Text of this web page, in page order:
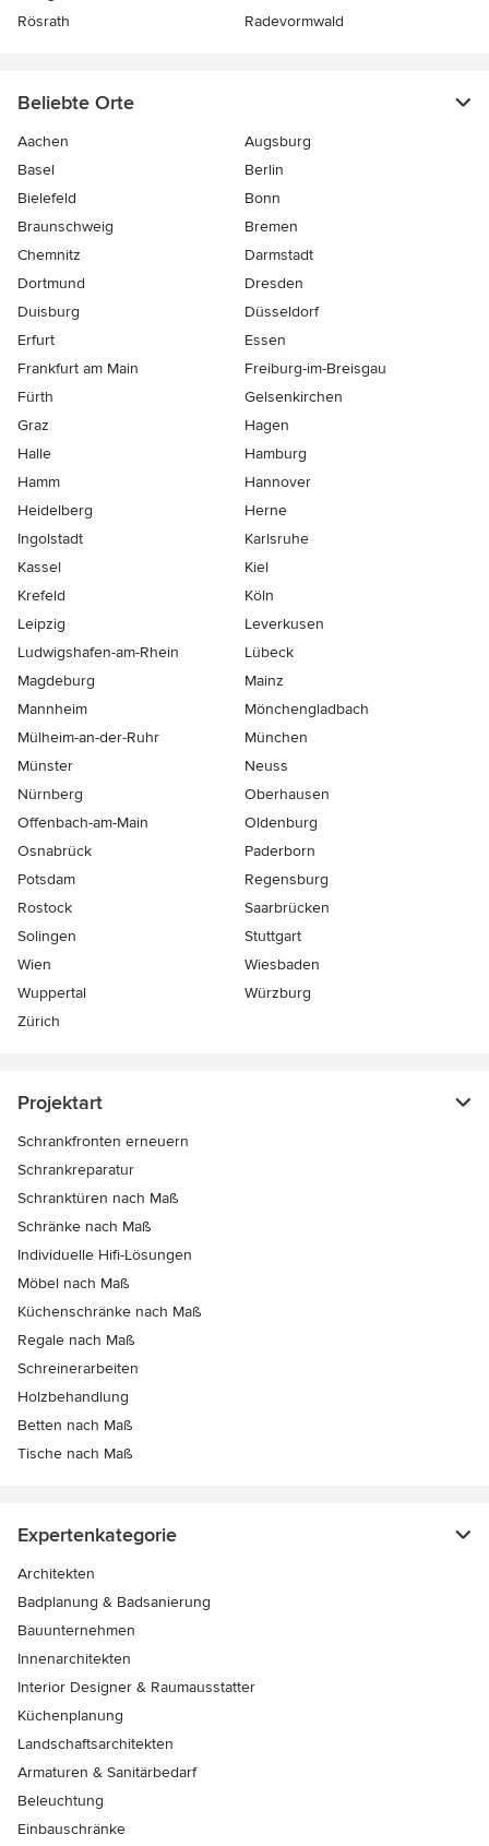
Rösrath
Radevormwald
Beliebte Orte
Aachen
Augsburg
Basel
Berlin
Bielefeld
Bonn
Braunschweig
Bremen
Chemnitz
Darmstadt
Dortmund
Dresden
Duisburg
Düsseldorf
Erfurt
Essen
Frankfurt am Main
Freiburg-im-Breisgau
Fürth
Gelsenkirchen
Graz
Hagen
Halle
Hamburg
Hamm
Hannover
Heidelberg
Herne
Ingolstadt
Karlsruhe
Kassel
Kiel
Krefeld
Köln
Leipzig
Leverkusen
Ludwigshafen-am-Rhein
Lübeck
Magdeburg
Mainz
Mannheim
Mönchen­gladbach
Mülheim-an-der-Ruhr
München
Münster
Neuss
Nürnberg
Oberhausen
Offenbach-am-Main
Oldenburg
Osnabrück
Paderborn
Potsdam
Regensburg
Rostock
Saarbrücken
Solingen
Stuttgart
Wien
Wiesbaden
Wuppertal
Würzburg
Zürich
Projektart
Schrankfronten erneuern
Schrankreparatur
Schranktüren nach Maß
Schränke nach Maß
Individuelle Hifi-Lösungen
Möbel nach Maß
Küchenschränke nach Maß
Regale nach Maß
Schreinerarbeiten
Holzbehandlung
Betten nach Maß
Tische nach Maß
Expertenkategorie
Architekten
Badplanung & Badsanierung
Bauunternehmen
Innenarchitekten
Interior Designer & Raumausstatter
Küchenplanung
Landschaftsarchitekten
Armaturen & Sanitärbedarf
Beleuchtung
Einbauschränke